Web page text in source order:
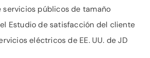
servicios públicos de tamaño
Estudio de satisfacción del cliente
eléctricos de EE. UU. de JD